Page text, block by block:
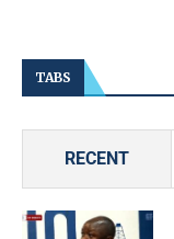
TABS
RECENT